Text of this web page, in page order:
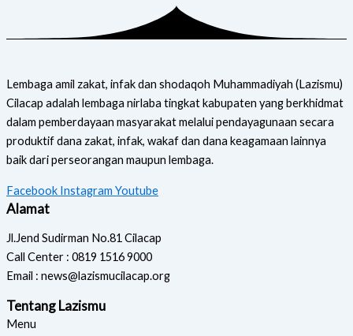
Lembaga amil zakat, infak dan shodaqoh Muhammadiyah (Lazismu)
Cilacap adalah lembaga nirlaba tingkat kabupaten yang berkhidmat
dalam pemberdayaan masyarakat melalui pendayagunaan secara
produktif dana zakat, infak, wakaf dan dana keagamaan lainnya
baik dari perseorangan maupun lembaga.
Facebook Instagram Youtube
Alamat
Jl.Jend Sudirman No.81 Cilacap
Call Center : 0819 1516 9000
Email : news@lazismucilacap.org
Tentang Lazismu
Menu